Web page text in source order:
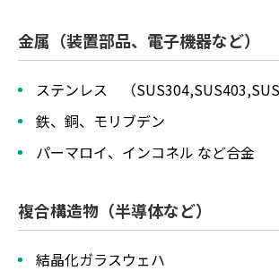
金属（装置部品、電子機器など）
ステンレス （
鉄、銅、モリブデン
パーマロイ、インコネル など合金
複合構造物（半導体など）
結晶化ガラスウェハ